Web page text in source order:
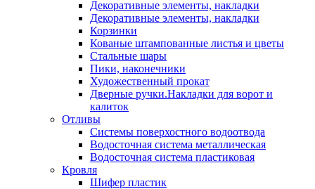
Декоративные элементы, накладки
Декоративные элементы, накладки
Корзинки
Кованые штампованные листья и цветы
Стальные шары
Пики, наконечники
Художественный прокат
Дверные ручки.Накладки для ворот и
калиток
Отливы
Системы поверхостного водоотвода
Водосточная система металлическая
Водосточная система пластиковая
Кровля
Шифер пластик